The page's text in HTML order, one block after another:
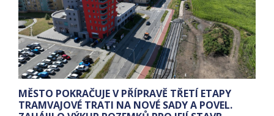
MĚSTO POKRAČUJE V PŘÍPRAVĚ TŘETÍ ETAPY
TRAMVAJOVÉ TRATI NA NOVÉ SADY A POVEL.